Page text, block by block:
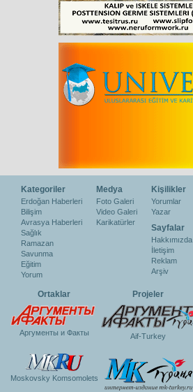
Kategoriler
Erdoğan Haberleri
Bilişim
Avrasya Haberleri
Sağlık
Ramazan
Savunma
Eğitim
Yorum
Medya
Foto Galeri
Video Galeri
Karikatürler
Kişilikler
Yorumlar
Yazar
Sayfalar
Hakkımızda
İletişim
Reklam
Arşiv
Ortaklar
Аргументы и Факты
Moskovsky Komsomolets
Projeler
Aif-Turkey